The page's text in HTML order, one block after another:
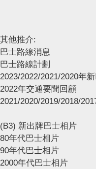
其他推介:
巴士路線消息
巴士路線計劃
2023/2022/2021/2020年
2022年交通要聞回顧
2021/2020/2019/2018/
(B3) 新出牌巴士相片
80年代巴士相片
90年代巴士相片
2000年代巴士相片